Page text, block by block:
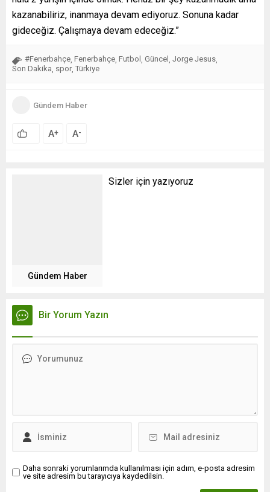
kazanabiliriz, inanmaya devam ediyoruz. Sonuna kadar
gideceğiz. Çalışmaya devam edeceğiz.”
#Fenerbahçe, Fenerbahçe, Futbol , Güncel , Jorge Jesus,
Son Dakika, spor, Türkiye
Gündem Haber
A+ A-
Gündem Haber
Sizler için yazıyoruz
Bir Yorum Yazın
Daha sonraki yorumlarımda kullanılması için adım, e-posta adresim
ve site adresim bu tarayıcıya kaydedilsin.